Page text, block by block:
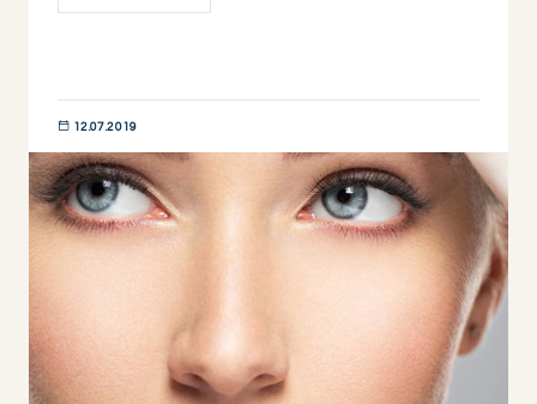
12.07.2019
DESCUBRIR AHORA